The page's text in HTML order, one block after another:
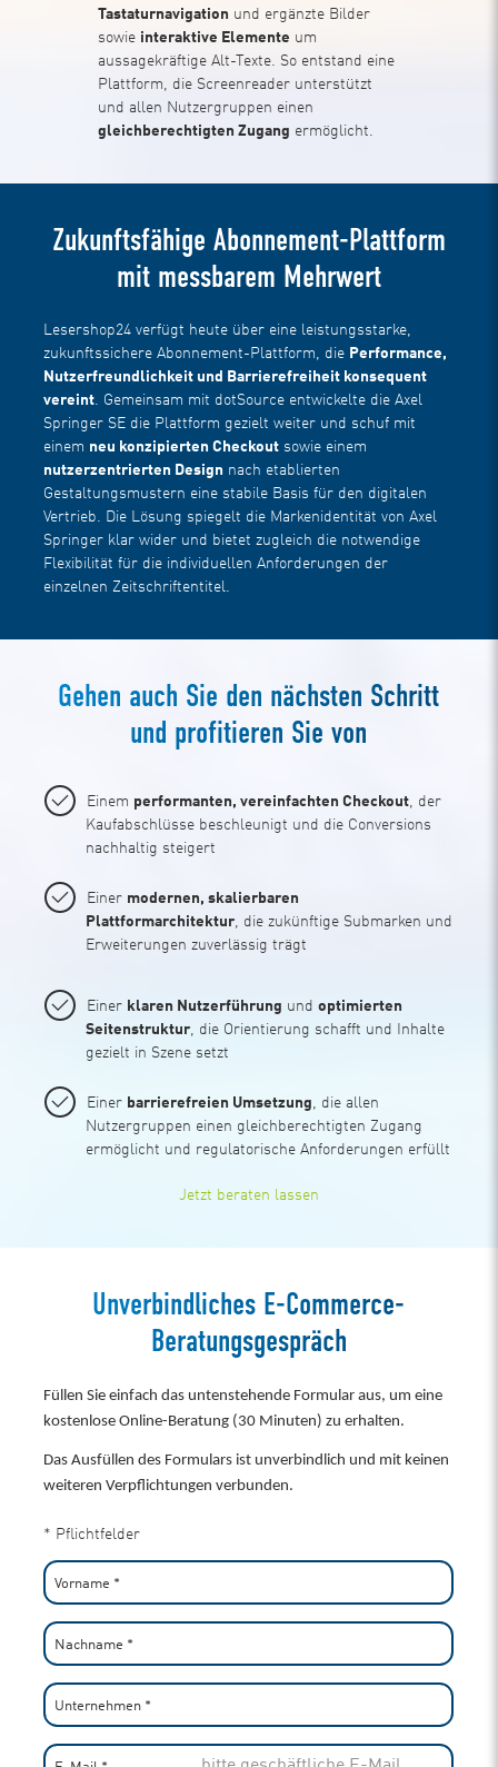
Tastaturnavigation und ergänzte Bilder
sowie interaktive Elemente um
aussagekräftige Alt-Texte. So entstand eine
Plattform, die Screenreader unterstützt
und allen Nutzergruppen einen
gleichberechtigten Zugang ermöglicht.
Zukunftsfähige Abonnement-Plattform
mit messbarem Mehrwert
Lesershop24 verfügt heute über eine leistungsstarke,
zukunftssichere Abonnement-Plattform, die Performance,
Nutzerfreundlichkeit und Barrierefreiheit konsequent
vereint . Gemeinsam mit dotSource entwickelte die Axel
Springer SE die Plattform gezielt weiter und schuf mit
einem neu konzipierten Checkout sowie einem
nutzerzentrierten Design nach etablierten
Gestaltungsmustern eine stabile Basis für den digitalen
Vertrieb. Die Lösung spiegelt die Markenidentität von Axel
Springer klar wider und bietet zugleich die notwendige
Flexibilität für die individuellen Anforderungen der
einzelnen Zeitschriftentitel.
Gehen auch Sie den nächsten Schritt
und profitieren Sie von
Einem performanten, vereinfachten Checkout , der
Kaufabschlüsse beschleunigt und die Conversions
nachhaltig steigert
Einer modernen, skalierbaren
Plattformarchitektur , die zukünftige Submarken und
Erweiterungen zuverlässig trägt
Einer klaren Nutzerführung undoptimierten
Seitenstruktur , die Orientierung schafft und Inhalte
gezielt in Szene setzt
Einer barrierefreien Umsetzung , die allen
Nutzergruppen einen gleichberechtigten Zugang
ermöglicht und regulatorische Anforderungen erfüllt
Jetzt beraten lassen
Unverbindliches E-Commerce-
Beratungsgespräch